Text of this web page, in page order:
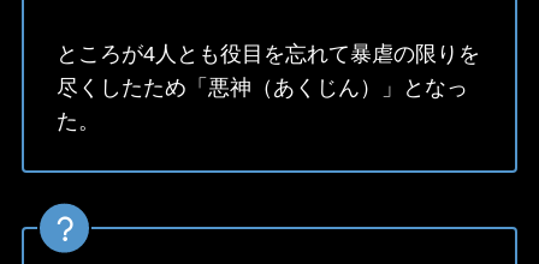
ところが4人とも役目を忘れて暴虐の限りを
尽くしたため「悪神（あくじん）」となっ
た。